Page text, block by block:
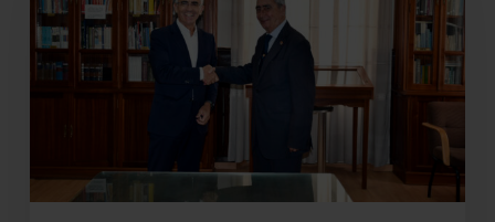
Teatro
Cervantes
para